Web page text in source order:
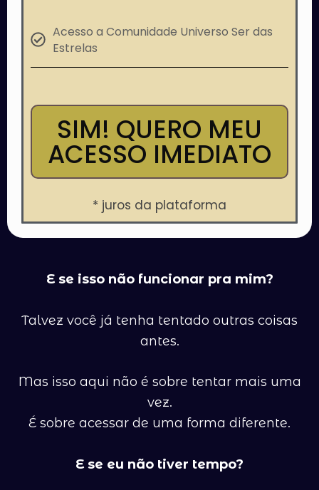
Acesso a Comunidade Universo Ser das
Estrelas
SIM! QUERO MEU
ACESSO IMEDIATO
* juros da plataforma
E se isso não funcionar pra mim?
Talvez você já tenha tentado outras coisas
antes.
Mas isso aqui não é sobre tentar mais uma
vez.
É sobre acessar de uma forma diferente.
E se eu não tiver tempo?